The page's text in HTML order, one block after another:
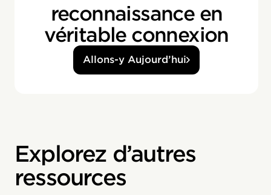
reconnaissance en
véritable connexion
Allons-y Aujourd’hui
Explorez d’autres
ressources